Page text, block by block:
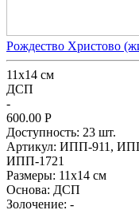
Рождество Христово
11х14 см
ДСП
-
600.00 Р
Доступность: 23 шт.
Артикул: ИПП-911,
ИПП-1721
Размеры: 11х14 см
Основа: ДСП
Золочение: -